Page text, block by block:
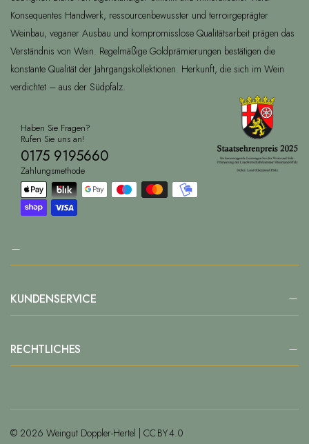
Konsequentes Handwerk, ressourcenbewusster und terroirgeprägter
Weinbau, veganer Ausbau und kompromisslose Qualitätsarbeit prägen das
Verständnis von Wein. Regelmäßige Goldprämierungen bestätigen die
konstante Qualität der Jahrgangskollektionen. Herkunft, die sich im Wein
verdichtet – aus der Südpfalz.
Haben Sie Fragen?
Rufen Sie uns an!
0175 9195660
Zahlungsmethode
KUNDENSERVICE
RECHTLICHES
© 2026 Weingut Doppler-Hertel | CC BY 4.0